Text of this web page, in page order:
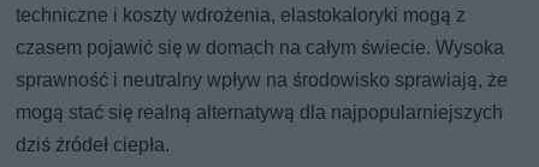
techniczne i koszty wdrożenia, elastokaloryki mogą z
czasem pojawić się w domach na całym świecie. Wysoka
sprawność i neutralny wpływ na środowisko sprawiają, że
mogą stać się realną alternatywą dla najpopularniejszych
dziś źródeł ciepła.